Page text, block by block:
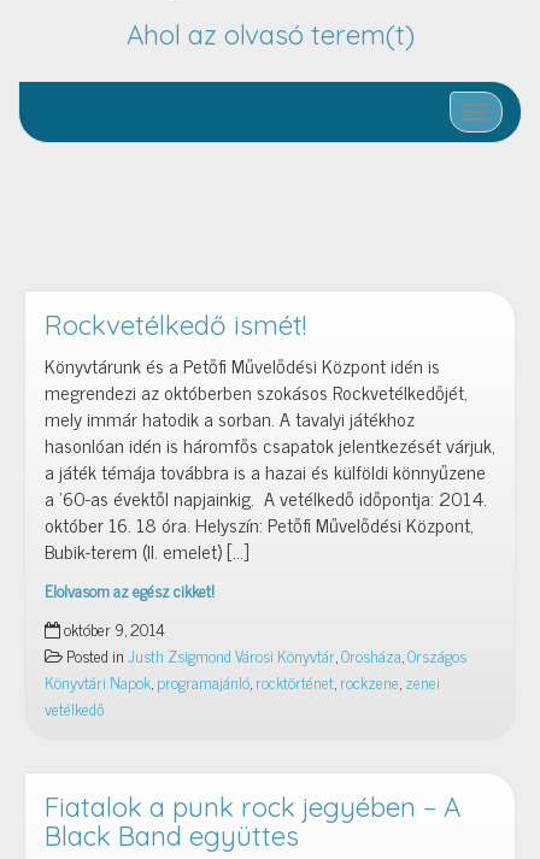
Ahol az olvasó terem(t)
Toggle
Rockvetélkedő ismét!
Könyvtárunk és a Petőfi Művelődési Központ idén is
megrendezi az októberben szokásos Rockvetélkedőjét,
mely immár hatodik a sorban. A tavalyi játékhoz
hasonlóan idén is háromfős csapatok jelentkezését várjuk,
a játék témája továbbra is a hazai és külföldi könnyűzene
a ’60-as évektől napjainkig. A vetélkedő időpontja: 2014.
október 16. 18 óra. Helyszín: Petőfi Művelődési Központ,
Bubik-terem (II. emelet) […]
Elolvasom az egész cikket!
Rockvetélkedő
ismét!
október 9, 2014
Posted inJusth Zsigmond Városi Könyvtár,Orosháza,Országos
Könyvtári Napok,programajánló,rocktörténet,rockzene,zenei
vetélkedő
Fiatalok a punk rock jegyében – A
Black Band együttes